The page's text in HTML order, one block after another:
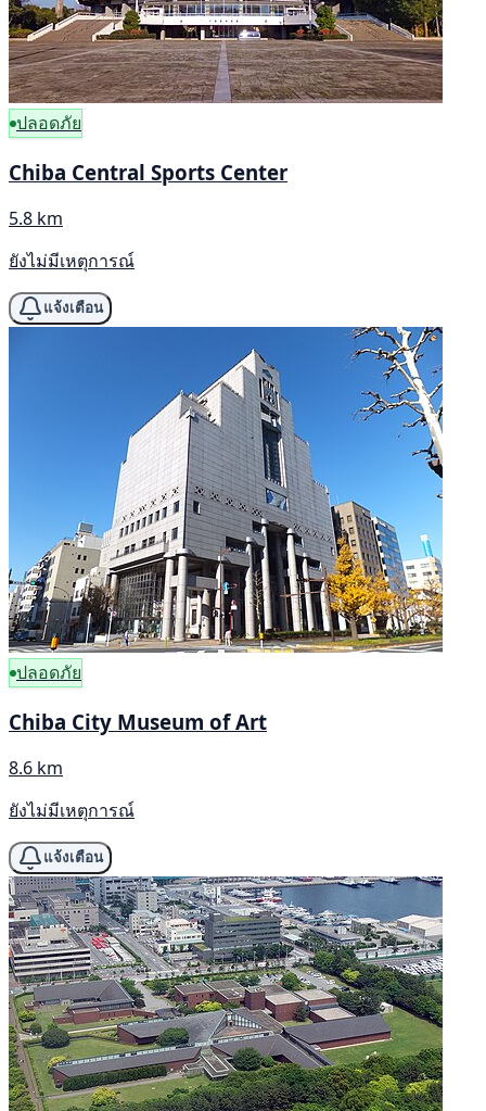
ปลอดภัย
Chiba Central Sports Center
5.8 km
ยังไม่มีเหตุการณ์
แจ้งเตือน
ปลอดภัย
Chiba City Museum of Art
8.6 km
ยังไม่มีเหตุการณ์
แจ้งเตือน